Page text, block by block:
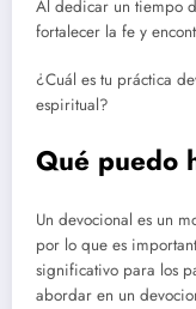
Al dedicar un tiempo
fortalecer la fe y
¿Cuál es tu práctica
espiritual?
Qué puedo
Un devocional es un
por lo que es
significativo para los
abordar en un